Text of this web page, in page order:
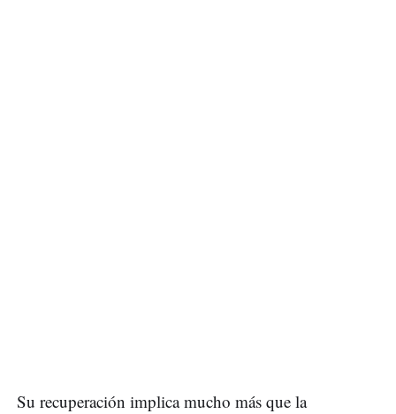
Su recuperación implica mucho más que la